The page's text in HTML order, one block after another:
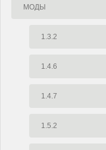
МОДЫ
1.3.2
1.4.6
1.4.7
1.5.2